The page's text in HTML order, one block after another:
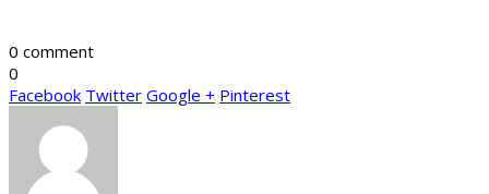
0 comment
0
Facebook Twitter Google + Pinterest